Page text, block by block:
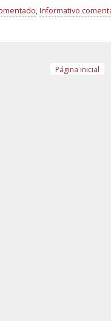
,Informativo
Página inicial